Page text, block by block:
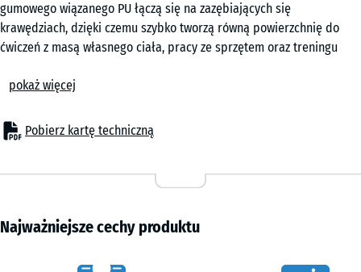
gumowego wiązanego PU łączą się na zazębiających się
krawędziach, dzięki czemu szybko tworzą równą powierzchnię do
ćwiczeń z masą własnego ciała, pracy ze sprzętem oraz treningu
sportowych i home gym.
System puzzle pozwala sprawnie przygotować powierzchnię
treningową bez klejenia do podłoża. Elementy łączą się pewnie i
antypoślizgowej strukturze. Nawierzchnię można później
Ochrona podłoża i sprzętu
Elastyczna struktura ogranicza skutki uderzeń oraz nacisku
pokaż więcej
Pobierz kartę techniczną
50
x
50
cm
0,25
+ 11,80 zł
x
Najważniejsze cechy produktu